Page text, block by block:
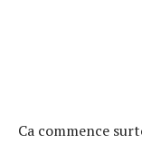
Ca commence